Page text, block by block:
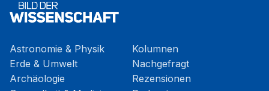
Astronomie & Physik
Erde & Umwelt
Archäologie
Kolumnen
Nachgefragt
Rezensionen